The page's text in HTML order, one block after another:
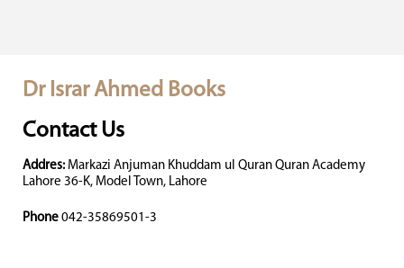
Dr Israr Ahmed Books
Contact Us
Addres: Markazi Anjuman Khuddam ul Quran Quran Academy
Lahore 36-K, Model Town, Lahore
Phone 042-35869501-3